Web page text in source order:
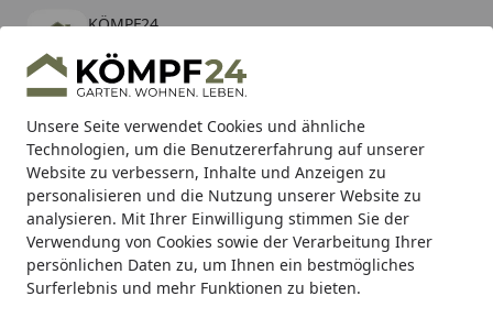
Unsere Seite verwendet Cookies und ähnliche
Technologien, um die Benutzererfahrung auf unserer
Website zu verbessern, Inhalte und Anzeigen zu
personalisieren und die Nutzung unserer Website zu
analysieren. Mit Ihrer Einwilligung stimmen Sie der
Verwendung von Cookies sowie der Verarbeitung Ihrer
persönlichen Daten zu, um Ihnen ein bestmögliches
Surferlebnis und mehr Funktionen zu bieten.
KÖMPF24
kostenlos - Im App Store
Hotline
Alle Produkte
Mein Konto
Suchen
Karibu Pools inkl. gratis Sandfilteranlage & Pool-
Starterset (Gesamtwert bis 468,99€)